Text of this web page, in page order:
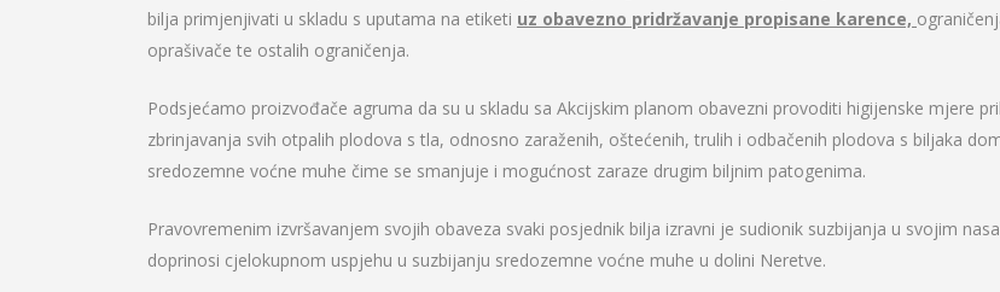
bilja primjenjivati u skladu s uputama na etiketi uz obavezno pridržavanje propisane karence,
oprašivače te ostalih ograničenja.
Podsjećamo proizvođače agruma da su u skladu sa Akcijskim planom obavezni provoditi higijenske mjere
zbrinjavanja svih otpalih plodova s tla, odnosno zaraženih, oštećenih, trulih i odbačenih plodova s biljaka
sredozemne voćne muhe čime se smanjuje i mogućnost zaraze drugim biljnim patogenima.
Pravovremenim izvršavanjem svojih obaveza svaki posjednik bilja izravni je sudionik suzbijanja u svojim
doprinosi cjelokupnom uspjehu u suzbijanju sredozemne voćne muhe u dolini Neretve.